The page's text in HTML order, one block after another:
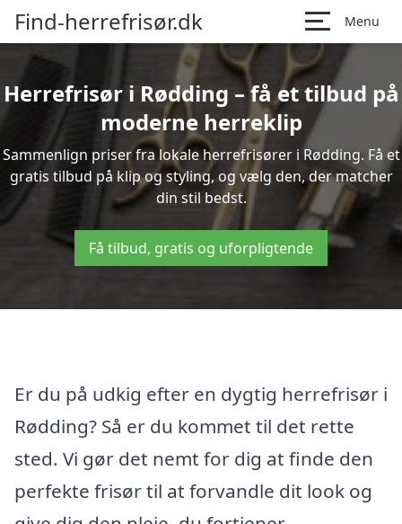
Find-herrefrisør.dk Menu
Herrefrisør i Rødding – få et tilbud på
moderne herreklip
Sammenlign priser fra lokale herrefrisører i Rødding. Få et
gratis tilbud på klip og styling, og vælg den, der matcher
din stil bedst.
Få tilbud, gratis og uforpligtende
Er du på udkig efter en dygtig herrefrisør i
Rødding? Så er du kommet til det rette
sted. Vi gør det nemt for dig at finde den
perfekte frisør til at forvandle dit look og